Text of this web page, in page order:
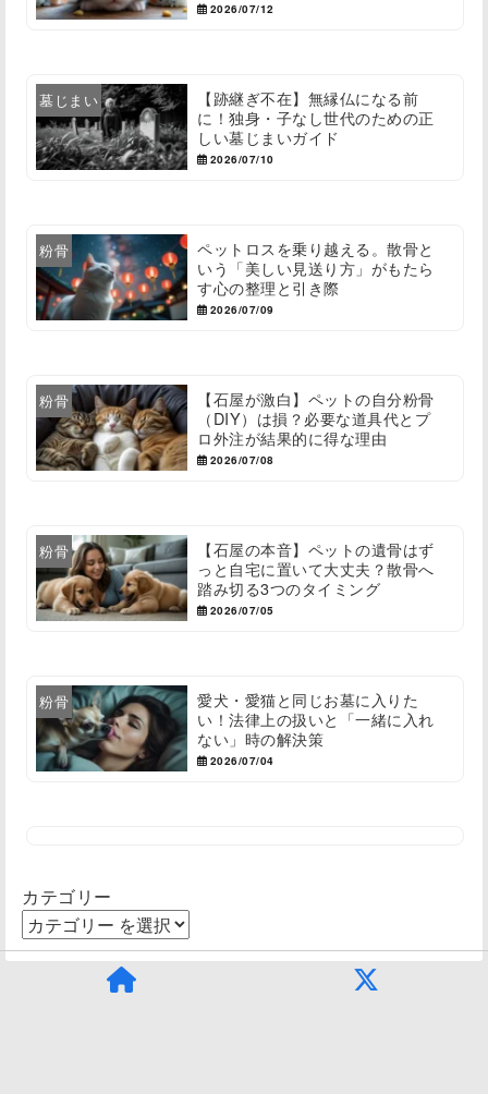
2026/07/12
墓じまい
【跡継ぎ不在】無縁仏になる前
に！独身・子なし世代のための正
しい墓じまいガイド
2026/07/10
粉骨
ペットロスを乗り越える。散骨と
いう「美しい見送り方」がもたら
す心の整理と引き際
2026/07/09
粉骨
【石屋が激白】ペットの自分粉骨
（DIY）は損？必要な道具代とプ
ロ外注が結果的に得な理由
2026/07/08
粉骨
【石屋の本音】ペットの遺骨はず
っと自宅に置いて大丈夫？散骨へ
踏み切る3つのタイミング
2026/07/05
粉骨
愛犬・愛猫と同じお墓に入りた
い！法律上の扱いと「一緒に入れ
ない」時の解決策
2026/07/04
カテゴリー